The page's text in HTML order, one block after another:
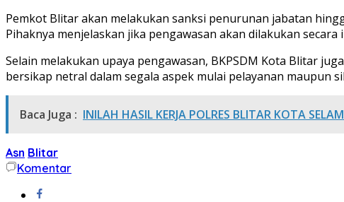
Pemkot Blitar akan melakukan sanksi penurunan jabatan
Pihaknya menjelaskan jika pengawasan akan dilakukan
Selain melakukan upaya pengawasan, BKPSDM Kota Blitar
bersikap netral dalam segala aspek mulai pelayanan maupun
Baca Juga : INILAH HASIL KERJA POLRES BLITAR KOTA
Asn Blitar
Komentar